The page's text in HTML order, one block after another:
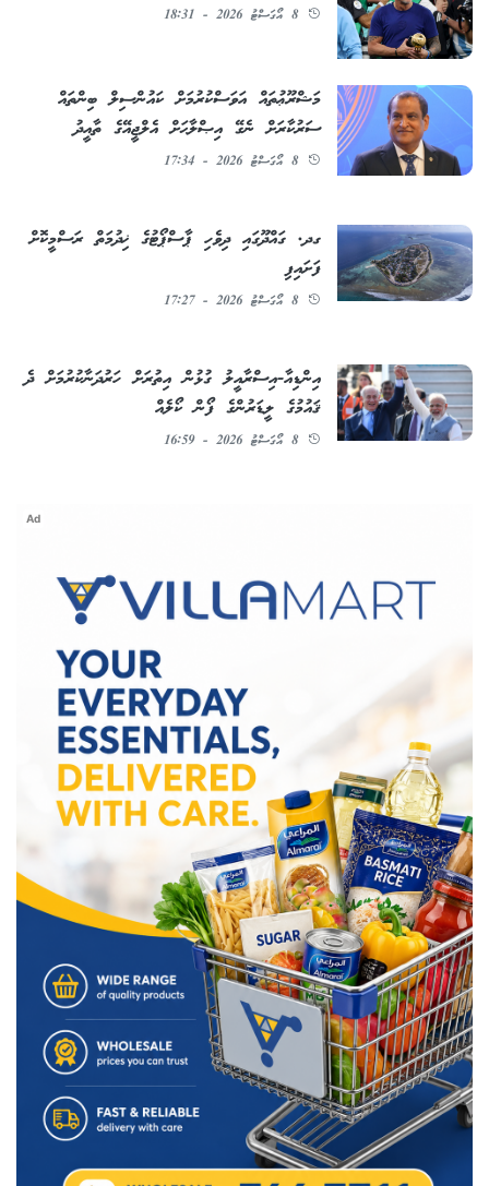
8 އޯގަސްޓު 2026 - 18:31
މަޝްރޫޢުތައް އަވަސްކުރުމަށް ކައުންސިލް ބިންތައް
ސަރުކާރަށް ނެގޭ އިޞްލާޙަށް އެލްޖީއޭގެ ތާއީދު
8 އޯގަސްޓު 2026 - 17:34
ގދ. ގައްދޫގައި ދިވެހި ޕާސްޕޯޓުގެ ޚިދުމަތް ރަސްމީކޮށް
ފަށައިފި
8 އޯގަސްޓު 2026 - 17:27
އިންޑިއާ-އިސްރާއީލު ގުޅުން އިތުރަށް ހަރުދަނާކުރުމަށް ދެ
ޤައުމުގެ ލީޑަރުންގެ ފޯން ކޯލެއް
8 އޯގަސްޓު 2026 - 16:59
Ad